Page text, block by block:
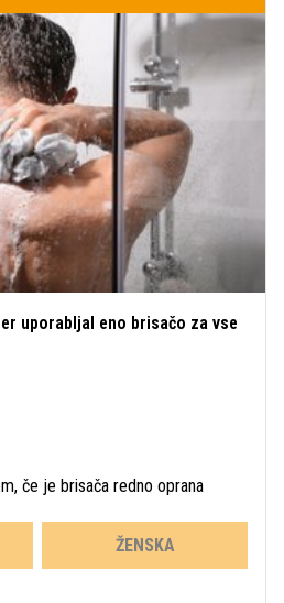
uporabljal eno brisačo za vse
če je brisača redno oprana
ŽENSKA